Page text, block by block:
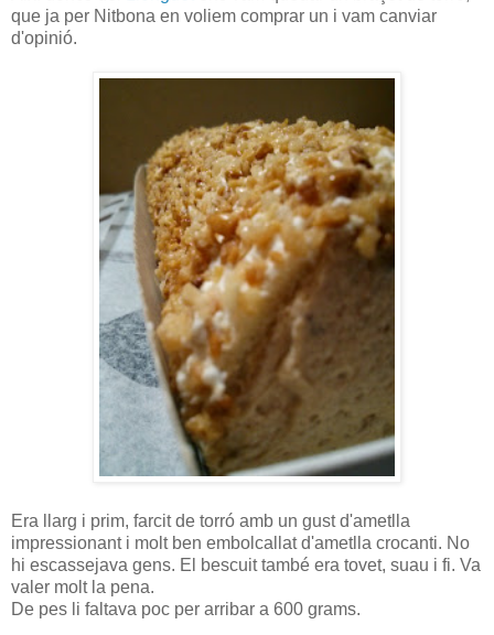
que ja per Nitbona en voliem comprar un i vam canviar
d'opinió.
Era llarg i prim, farcit de torró amb un gust d'ametlla
impressionant i molt ben embolcallat d'ametlla crocanti. No
hi escassejava gens. El bescuit també era tovet, suau i fi. Va
valer molt la pena.
De pes li faltava poc per arribar a 600 grams.